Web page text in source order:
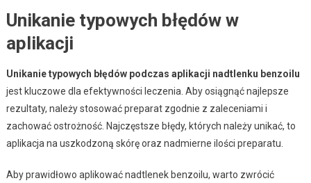
Unikanie typowych błędów w
aplikacji
Unikanie typowych błędów podczas aplikacji nadtlenku benzoilu
jest kluczowe dla efektywności leczenia. Aby osiągnąć najlepsze
rezultaty, należy stosować preparat zgodnie z zaleceniami i
zachować ostrożność. Najczęstsze błędy, których należy unikać, to
aplikacja na uszkodzoną skórę oraz nadmierne ilości preparatu.
Aby prawidłowo aplikować nadtlenek benzoilu, warto zwrócić